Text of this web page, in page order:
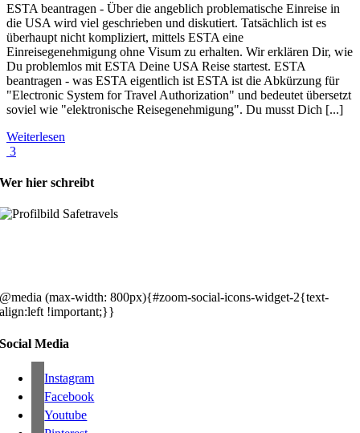
ESTA beantragen - Über die angeblich problematische Einreise in
die USA wird viel geschrieben und diskutiert. Tatsächlich ist es
überhaupt nicht kompliziert, mittels ESTA eine
Einreisegenehmigung ohne Visum zu erhalten. Wir erklären Dir, wie
Du problemlos mit ESTA Deine USA Reise startest. ESTA
beantragen - was ESTA eigentlich ist ESTA ist die Abkürzung für
"Electronic System for Travel Authorization" und bedeutet übersetzt
soviel wie "elektronische Reisegenehmigung". Du musst Dich [...]
Weiterlesen
3
Wer hier schreibt
@media (max-width: 800px){#zoom-social-icons-widget-2{text-
align:left !important;}}
Social Media
Instagram
Facebook
Youtube